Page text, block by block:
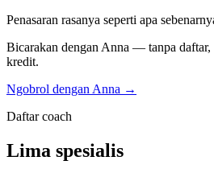
Penasaran rasanya seperti apa
Bicarakan dengan Anna — tanpa daftar,
kredit.
Ngobrol dengan Anna →
Daftar coach
Lima spesialis